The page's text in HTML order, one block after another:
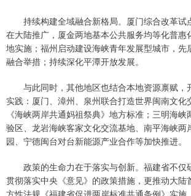
持续构建全域融合新格局。厦门综合改革试
在大陆推广，厦金两地基本公共服务均等化普惠
地实施；福州启动建设海峡青年发展型城市，先
融合举措；持续深化平潭开放发展。
与此同时，其他地区也结合本地资源禀赋，
实践：厦门、漳州、泉州联合打造世界闽南文化
《海峡两岸共通妈祖祭典》地方标准；三明海
验区、龙岩海峡客家文化交流基地、南平海峡两
园、宁德闽台对台新能源产业合作等加快推进。
政策的生命力在于落实与创新。福建省不仅
贯彻落实中央《意见》的政策措施，更推动大陆